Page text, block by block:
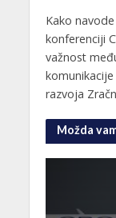
Kako
konferenciji
važnost
razvoja
Možda